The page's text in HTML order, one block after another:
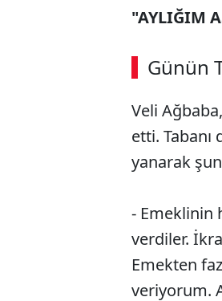
"AYLIĞIM
Günün
SÖZCÜ SON
Veli
etti.
yanarak
- Emeklinin
verdiler.
Emekten
veriyorum.